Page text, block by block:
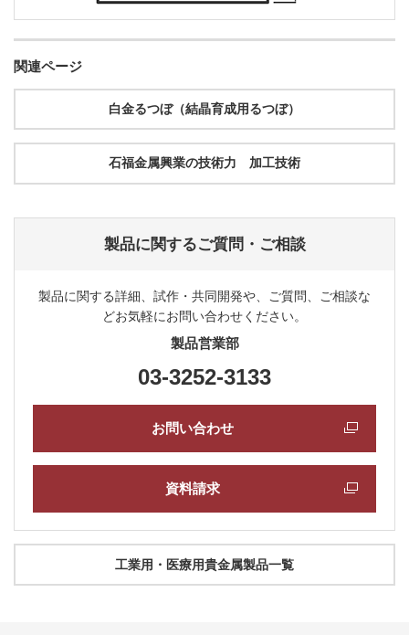
関連ページ
白金るつぼ（結晶育成用るつぼ）
石福金属興業の技術力 加工技術
製品に関するご質問・ご相談
製品に関する詳細、試作・共同開発や、ご質問、ご相談な
どお気軽にお問い合わせください。
製品営業部
03-3252-3133
お問い合わせ
資料請求
工業用・医療用貴金属製品一覧